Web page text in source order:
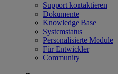
Support kontaktieren
Dokumente
Knowledge Base
Systemstatus
Personalisierte Module
Für Entwickler
Community